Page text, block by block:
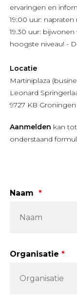
ervaringen en
19:00 uur:
19.30 uur:
hoogste niveau! -
Locatie
Martiniplaza
Leonard
9727 KB Groningen
Aanmelden kan
onderstaand
Naam
Organisatie